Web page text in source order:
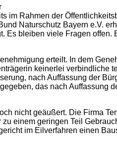
im Rah­men der
Natur­schutz Bay­ern e.V.
Es blei­ben vie­le Fra­gen offen.
erteilt. In dem
kei­ner­lei ver­bind­li­che
nach Auf­fas­sung der
das nach Auf­fas­sung
nicht geäu­ßert. Die Fir­ma
einem gerin­gen Teil
im Eil­ver­fah­ren einen